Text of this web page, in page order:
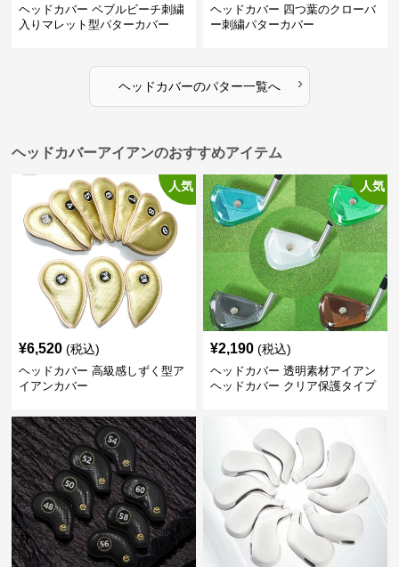
ヘッドカバー ペブルビーチ刺繍
入りマレット型パターカバー
ヘッドカバー 四つ葉のクローバ
ー刺繍パターカバー
ヘッドカバーのパター一覧へ ›
ヘッドカバーアイアンのおすすめアイテム
人気
¥6,520 (税込)
ヘッドカバー 高級感しずく型ア
イアンカバー
人気
¥2,190 (税込)
ヘッドカバー 透明素材アイアン
ヘッドカバー クリア保護タイプ